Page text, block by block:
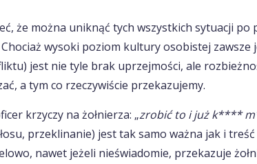
że można uniknąć tych wszystkich sytuacji po
Chociaż wysoki poziom kultury osobistej zawsze
jest nie tyle brak uprzejmości, ale
a tym co rzeczywiście przekazujemy.
krzyczy na żołnierza: „zrobić to i już k****
przeklinanie) jest tak samo ważna jak i
nawet jeżeli nieświadomie, przekazuje